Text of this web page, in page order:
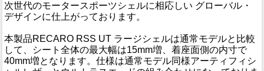
次世代のモータースポーツシェルに相応しい グローバル・
デザインに仕上がっております。
本製品RECARO RSS UT ラージシェルは通常モデルと比較
して、シート全体の最大幅は15mm増、着座面側の内寸で
40mm増となります。仕様は通常モデル同様アーティフィシ